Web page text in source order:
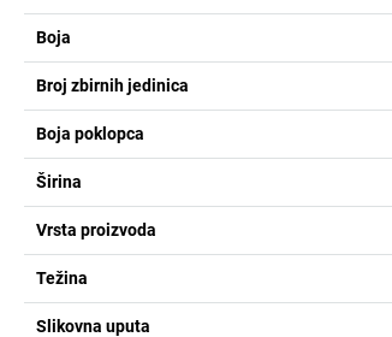
Boja
Broj zbirnih jedinica
Boja poklopca
Širina
Vrsta proizvoda
Težina
Slikovna uputa